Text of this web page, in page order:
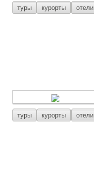
туры курорты отели
туры курорты отели